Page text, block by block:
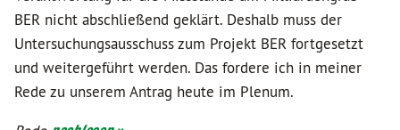
BER nicht abschließend geklärt. Deshalb muss der
Untersuchungsausschuss zum Projekt BER fortgesetzt
und weitergeführt werden. Das fordere ich in meiner
Rede zu unserem Antrag heute im Plenum.